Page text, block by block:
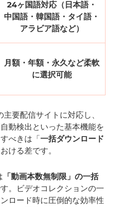
24ヶ国語対応（日本語・
中国語・韓国語・タイ語・
アラビア語など）
月額・年額・永久など柔軟
に選択可能
要配信サイトに対応し、
動検出といった基本機能を
べきは「一括ダウンロード
ける差です。
「動画本数無制限」の一括
。ビデオコレクションの一
ロード時に圧倒的な効率性